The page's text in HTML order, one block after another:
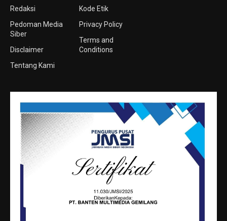
Redaksi
Pedoman Media
Siber
Disclaimer
Tentang Kami
Kode Etik
Privacy Policy
Terms and
Conditions